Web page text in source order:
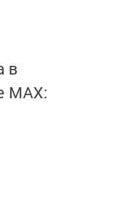
в
MАХ: